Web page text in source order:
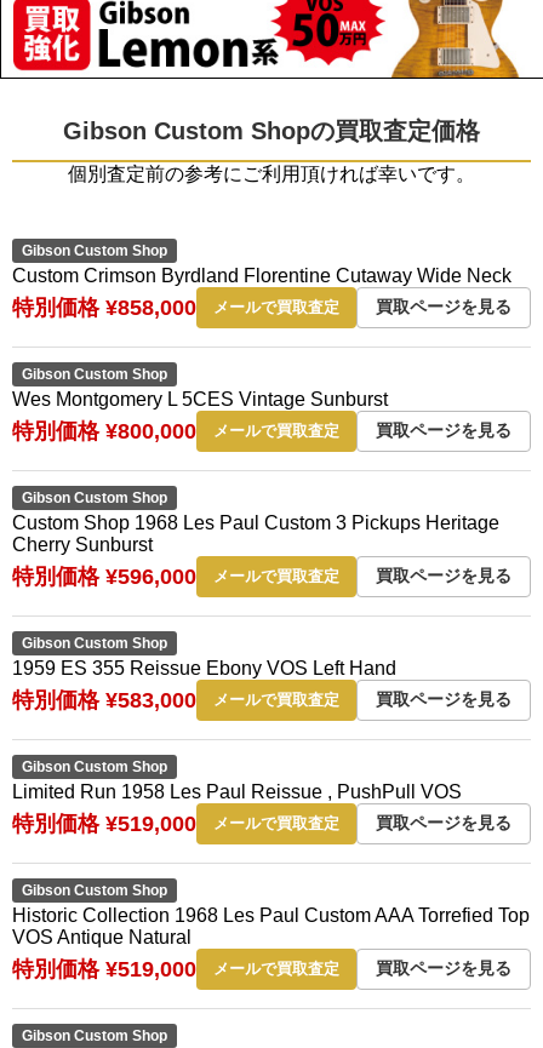
Gibson Custom Shopの買取査定価格
個別査定前の参考にご利用頂ければ幸いです。
Gibson Custom Shop
Custom Crimson Byrdland Florentine Cutaway Wide Neck
特別価格 ¥858,000 メールで買取査定 買取ページを見る
Gibson Custom Shop
Wes Montgomery L 5CES Vintage Sunburst
特別価格 ¥800,000 メールで買取査定 買取ページを見る
Gibson Custom Shop
Custom Shop 1968 Les Paul Custom 3 Pickups Heritage
Cherry Sunburst
特別価格 ¥596,000 メールで買取査定 買取ページを見る
Gibson Custom Shop
1959 ES 355 Reissue Ebony VOS Left Hand
特別価格 ¥583,000 メールで買取査定 買取ページを見る
Gibson Custom Shop
Limited Run 1958 Les Paul Reissue , PushPull VOS
特別価格 ¥519,000 メールで買取査定 買取ページを見る
Gibson Custom Shop
Historic Collection 1968 Les Paul Custom AAA Torrefied Top
VOS Antique Natural
特別価格 ¥519,000 メールで買取査定 買取ページを見る
Gibson Custom Shop